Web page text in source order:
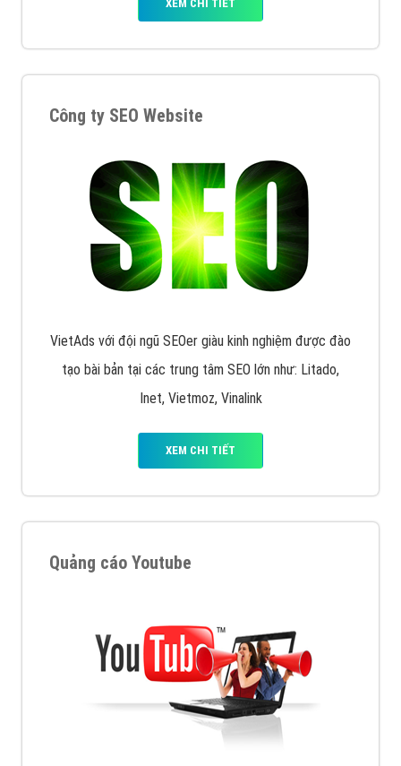
XEM CHI TIẾT
Công ty SEO Website
VietAds với đội ngũ SEOer giàu kinh nghiệm được đào
tạo bài bản tại các trung tâm SEO lớn như: Litado,
Inet, Vietmoz, Vinalink
XEM CHI TIẾT
Quảng cáo Youtube